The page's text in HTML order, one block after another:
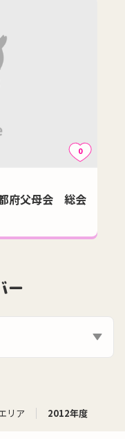
0
都府父母会 総会
ー
リア 2012年度